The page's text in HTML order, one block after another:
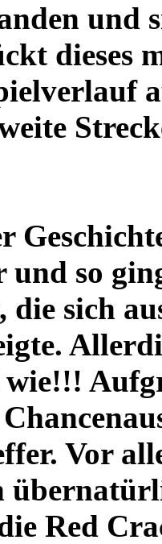
und
dieses
und so
die sich
wie!!!
Vor
Red